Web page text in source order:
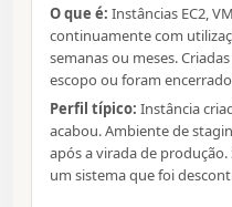
O que é: Instâncias EC2,
continuamente com
semanas ou meses.
escopo ou foram
Perfil típico: Instância
acabou. Ambiente de
após a virada de
um sistema que foi